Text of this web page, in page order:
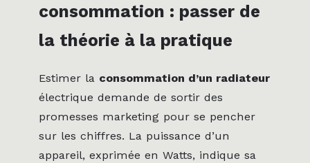
consommation : passer de
la théorie à la pratique
Estimer la consommation d’un radiateur
électrique demande de sortir des
promesses marketing pour se pencher
sur les chiffres. La puissance d’un
appareil, exprimée en Watts, indique sa